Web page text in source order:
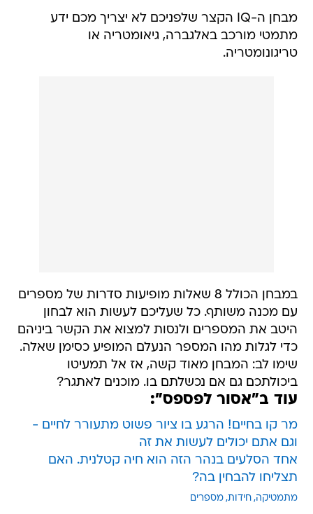
מבחן ה-IQ הקצר שלפניכם לא יצריך מכם ידע
מתמטי מורכב באלגברה, גיאומטריה או
טריגונומטריה.
במבחן הכולל 8 שאלות מופיעות סדרות של מספרים
עם מכנה משותף. כל שעליכם לעשות הוא לבחון
היטב את המספרים ולנסות למצוא את הקשר ביניהם
כדי לגלות מהו המספר הנעלם המופיע כסימן שאלה.
שימו לב: המבחן מאוד קשה, אז אל תמעיטו
ביכולתכם גם אם נכשלתם בו. מוכנים לאתגר?
עוד ב"אסור לפספס":
מר קו בחיים! הרגע בו ציור פשוט מתעורר לחיים -
וגם אתם יכולים לעשות את זה
אחד הסלעים בנהר הזה הוא חיה קטלנית. האם
תצליחו להבחין בה?
מתמטיקה חידות מספרים